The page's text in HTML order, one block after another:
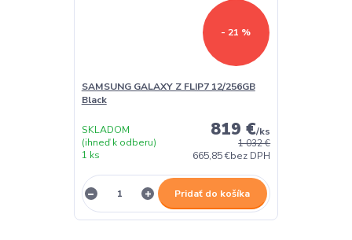
- 21 %
SAMSUNG GALAXY Z FLIP7 12/256GB
Black
1 032 €
819 €/ks
665,85 €bez DPH
SKLADOM
(ihneď k odberu)
1 ks
Pridať do košíka